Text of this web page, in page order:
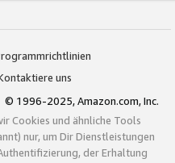
uns
© 1996-2025, Amazon.com, Inc.
Cookies und ähnliche Tools
nur, um Dir Dienstleistungen
der Erhaltung